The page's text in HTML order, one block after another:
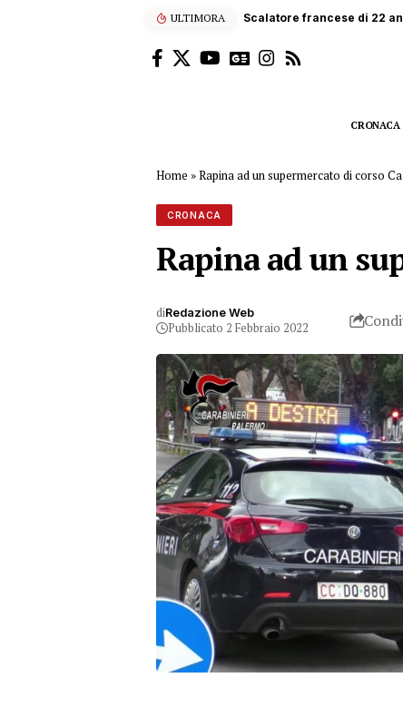
ULTIMORA Rischia di annegare a
CRONACA
Home »Rapina ad un supermercato di corso
CRONACA
Rapina ad un
diRedazione Web
Pubblicato 2 Febbraio 2022